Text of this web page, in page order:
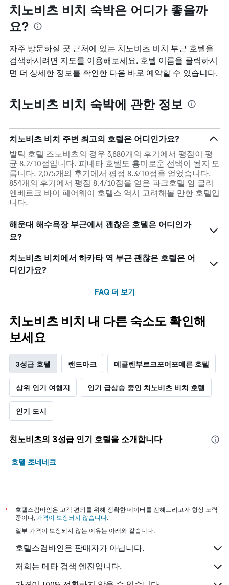
치노비츠 비치 숙박은 어디가 좋을까
요?
자주 방문하실 곳 근처에 있는 치노비츠 비치 부근 호텔을
검색하시려면 지도를 이용해보세요. 호텔 이름을 클릭하시
면 더 상세한 정보를 확인한 다음 바로 예약할 수 있습니다.
치노비츠 비치 숙박에 관한 정보
치노비츠 비치 주변 최고의 호텔은 어디인가요?
발틱 호텔 즈노비츠의 경우 3,680개의 후기에서 평점이 평
균 8.2/10점입니다. 피네타 호텔도 흥미로운 선택이 될지 모
릅니다. 2,075개의 후기에서 평점 8.3/10점을 얻었습니다.
854개의 후기에서 평점 8.4/10점을 얻은 파크호텔 암 글리
엔베르크 바이 페어웨이 호텔스 역시 고려해볼 만한 호텔입
니다.
해운대 해수욕장 부근에서 괜찮은 호텔은 어디인가
요?
치노비츠 비치에서 하카타 역 부근 괜찮은 호텔은 어
디인가요?
FAQ 더 보기
치노비츠 비치 내 다른 숙소도 확인해
보세요
3성급 호텔 랜드마크 메클렌부르크포어포메른 호텔
상위 인기 여행지 인기 급상승 중인 치노비츠 비치 호텔
인기 도시
친노비츠​의 3​성급 인기 호텔을 소개합니다
호텔 조네네크
*
호텔스컴바인은 고객 편의를 위해 정확한 데이터를 전해드리고자 항상 노력
중이나, 가격이 보장되지 않습니다.
일부 가격이 보장되지 않는 이유는 아래와 같습니다.
호텔스컴바인은 판매자가 아닙니다.
저희는 메타 검색 엔진입니다.